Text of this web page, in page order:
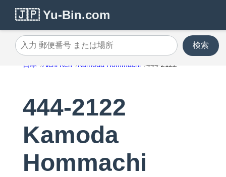
🇯🇵 Yu-Bin.com
入力 郵便番号 または場所
検索
日本 Aichi Ken Kamoda Hommachi 444-2122
444-2122
Kamoda
Hommachi